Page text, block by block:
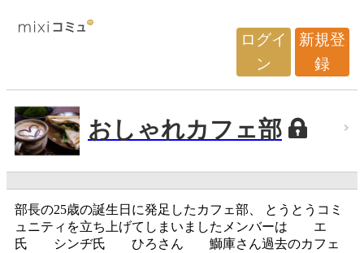
ログイ
ン
新規登
録
おしゃれカフェ部
部長の25歳の誕生日に発足したカフェ部、 とうとうコミ
ュニティを立ち上げてしまいましたメンバーは エ
氏 シンヂ氏 ひろさん 鰤庫さん過去のカフェ